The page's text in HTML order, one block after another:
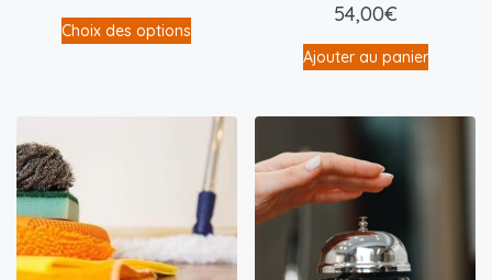
Choix des options
54,00€
Ajouter au panier